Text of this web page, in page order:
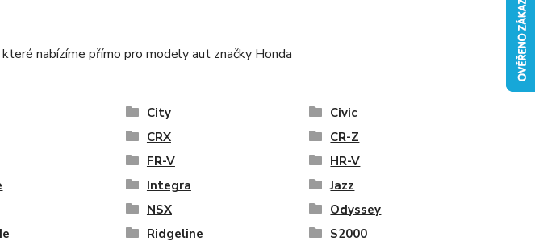
nabízíme přímo pro modely aut značky Honda
City
Civic
CRX
CR-Z
FR-V
HR-V
Integra
Jazz
NSX
Odyssey
Ridgeline
S2000